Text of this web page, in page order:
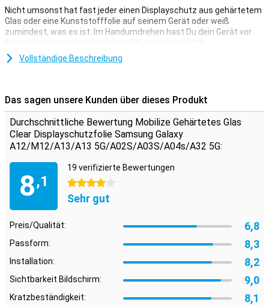
Nicht umsonst hat fast jeder einen Displayschutz aus gehärtetem
Glas oder eine Kunststofffolie auf seinem Gerät oder weiß
zumindest, was es ist. Im Handumdrehen hast Du dein Gerät vor
fiesen Kratzern oder hässlichen Stürzen geschützt.
Diese volltransparente Schutzfolie ist ideal, wenn Du dein
dass er auf deinem Bildschirm ist!
Achtung!
Einige Displays sind an den Seiten leicht abgerundet.
Daher passt ein Screenprotector nicht ganz bis zum Rand, sondern
nur auf den Teil, der flach ist. Es kann daher vorkommen, dass eine
Displayschutzfolie etwas kleiner ist als der Bildschirm.
Vollständige Beschreibung
Das sagen unsere Kunden über dieses Produkt
Durchschnittliche Bewertung Mobilize Gehärtetes Glas
Clear Displayschutzfolie Samsung Galaxy
A12/M12/A13/A13 5G/A02S/A03S/A04s/A32 5G:
8,1
19 verifizierte Bewertungen
4 Sterne
Sehr gut
Preis/Qualität: 6,8
Passform: 8,3
Installation: 8,2
Sichtbarkeit Bildschirm: 9,0
Kratzbeständigkeit: 8,1